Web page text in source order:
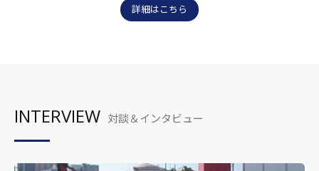
詳細はこちら
INTERVIEW 対談＆インタビュー